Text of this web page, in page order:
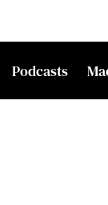
Podcasts